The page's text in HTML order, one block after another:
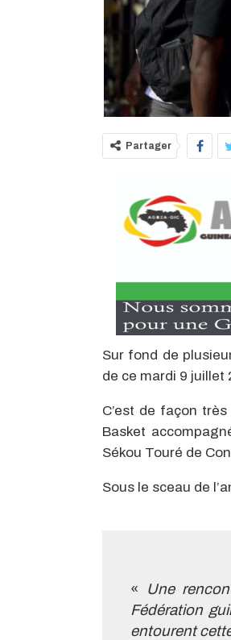
Partager
Sur fond de
de ce mardi 9 juillet
C’est de façon
Basket
Sékou Touré de
Sous le sceau de
«
Une
Fédération
entourent